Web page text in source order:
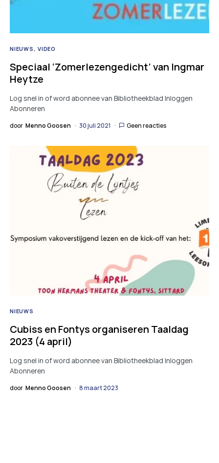
NIEUWS VIDEO
Speciaal ‘Zomerlezengedicht’ van Ingmar
Heytze
Log snel in of word abonnee van Bibliotheekblad Inloggen
Abonneren
door Menno Goosen 30 juli 2021 Geen reacties
NIEUWS
Cubiss en Fontys organiseren Taaldag
2023 (4 april)
Log snel in of word abonnee van Bibliotheekblad Inloggen
Abonneren
door Menno Goosen 8 maart 2023